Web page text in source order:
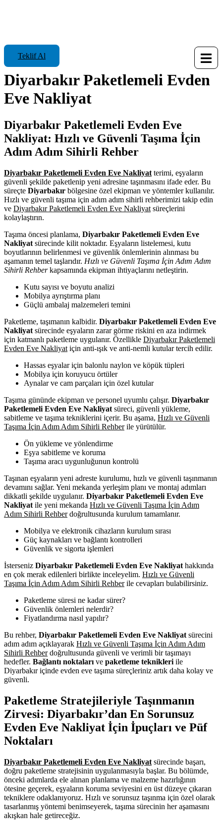
Teklif Al
Diyarbakır Paketlemeli Evden
Eve Nakliyat
Diyarbakır Paketlemeli Evden Eve
Nakliyat: Hızlı ve Güvenli Taşıma İçin
Adım Adım Sihirli Rehber
Diyarbakır Paketlemeli Evden Eve Nakliyat terimi, eşyaların
güvenli şekilde paketlenip yeni adresine taşınmasını ifade eder. Bu
süreçte Diyarbakır bölgesine özel ekipman ve yöntemler kullanılır.
Hızlı ve güvenli taşıma için adım adım sihirli rehberimizi takip edin
ve Diyarbakır Paketlemeli Evden Eve Nakliyat süreçlerini
kolaylaştırın.
Taşıma öncesi planlama, Diyarbakır Paketlemeli Evden Eve
Nakliyat sürecinde kilit noktadır. Eşyaların listelemesi, kutu
boyutlarının belirlenmesi ve güvenlik önlemlerinin alınması bu
aşamanın temel taşlarıdır. Hızlı ve Güvenli Taşıma İçin Adım Adım
Sihirli Rehberkapsamında ekipman ihtiyaçlarını netleştirin.
Kutu sayısı ve boyutu analizi
Mobilya ayrıştırma planı
Güçlü ambalaj malzemeleri temini
Paketleme, taşımanın kalbidir. Diyarbakır Paketlemeli Evden Eve
Nakliyat sürecinde eşyaların zarar görme riskini en aza indirmek
için katmanlı paketleme uygulanır. Özellikle Diyarbakır Paketlemeli
Evden Eve Nakliyat için anti-ışık ve anti-nemli kutular tercih edilir.
Hassas eşyalar için balonlu naylon ve köpük tüpleri
Mobilya için koruyucu örtüler
Aynalar ve cam parçaları için özel kutular
Taşıma gününde ekipman ve personel uyumlu çalışır. Diyarbakır
Paketlemeli Evden Eve Nakliyat süreci, güvenli yükleme,
sabitleme ve taşıma tekniklerini içerir. Bu aşama, Hızlı ve Güvenli
Taşıma İçin Adım Adım Sihirli Rehberile yürütülür.
Ön yükleme ve yönlendirme
Eşya sabitleme ve koruma
Taşıma aracı uygunluğunun kontrolü
Taşınan eşyaların yeni adreste kurulumu, hızlı ve güvenli taşınmanın
devamını sağlar. Yeni mekanda yerleşim planı ve montaj adımları
dikkatli şekilde uygulanır. Diyarbakır Paketlemeli Evden Eve
Nakliyat ile yeni mekanda Hızlı ve Güvenli Taşıma İçin Adım
Adım Sihirli Rehberdoğrultusunda kurulum tamamlanır.
Mobilya ve elektronik cihazların kurulum sırası
Güç kaynakları ve bağlantı kontrolleri
Güvenlik ve sigorta işlemleri
İsterseniz Diyarbakır Paketlemeli Evden Eve Nakliyat hakkında
en çok merak edilenleri birlikte inceleyelim. Hızlı ve Güvenli
Taşıma İçin Adım Adım Sihirli Rehberile cevapları bulabilirsiniz.
Paketleme süresi ne kadar sürer?
Güvenlik önlemleri nelerdir?
Fiyatlandırma nasıl yapılır?
Bu rehber, Diyarbakır Paketlemeli Evden Eve Nakliyat sürecini
adım adım açıklayarak Hızlı ve Güvenli Taşıma İçin Adım Adım
Sihirli Rehberdoğrultusunda güvenli ve verimli bir taşımayı
hedefler. Bağlantı noktaları ve paketleme teknikleri ile
Diyarbakır içinde evden eve taşıma süreçleriniz artık daha kolay ve
güvenli.
Paketleme Stratejileriyle Taşınmanın
Zirvesi: Diyarbakır’dan En Sorunsuz
Evden Eve Nakliyat İçin İpuçları ve Püf
Noktaları
Diyarbakır Paketlemeli Evden Eve Nakliyat sürecinde başarı,
doğru paketleme stratejisinin uygulanmasıyla başlar. Bu bölümde,
önceki adımlarda ele alınan planlama ve malzeme hazırlığının
ötesine geçerek, eşyaların koruma seviyesini en üst düzeye çıkaran
tekniklere odaklanıyoruz. Hızlı ve sorunsuz taşınma için özel olarak
tasarlanmış yöntemi benimseyerek, taşıma sürecinin her aşamasını
akışkan hale getireceğiz.